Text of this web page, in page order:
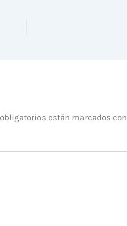
están marcados con